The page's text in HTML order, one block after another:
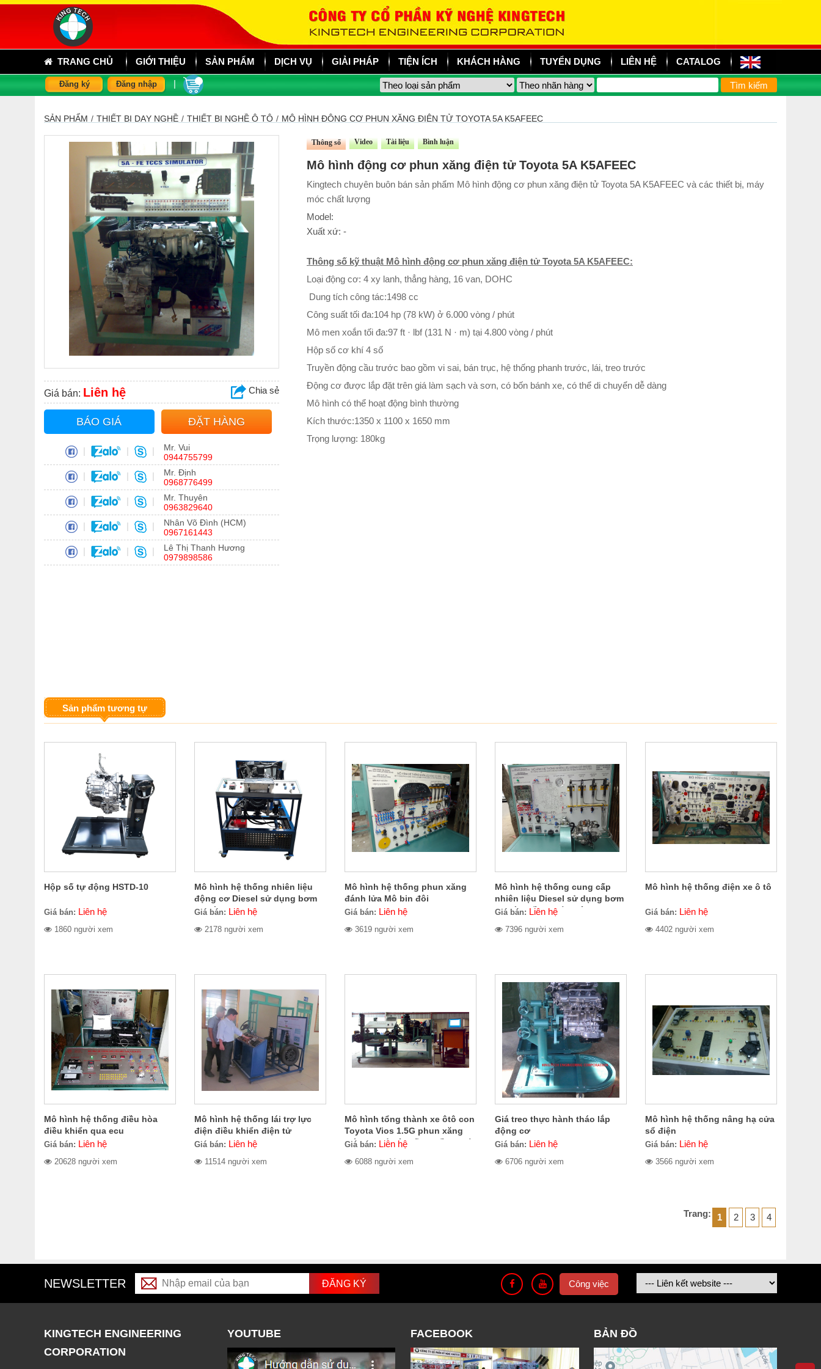
TRANG CHỦ GIỚI THIỆU SẢN PHẨM DỊCH VỤ GIẢI PHÁP TIỆN ÍCH KHÁCH HÀNG TUYỂN DỤNG LIÊN HỆ CATALOG
Đăng ký Đăng nhập
SẢN PHẨM / THIẾT BỊ DẠY NGHỀ / THIẾT BỊ NGHỀ Ô TÔ / MÔ HÌNH ĐỘNG CƠ PHUN XĂNG ĐIỆN TỬ TOYOTA 5A K5AFEEC
Giá bán: Liên hệ Chia sẻ
BÁO GIÁ ĐẶT HÀNG
| | |
Mr. Vui
0944755799
| | |
Mr. Định
0968776499
| | |
Mr. Thuyên
0963829640
| | |
Nhân Võ Đình (HCM)
0967161443
| | |
Lê Thị Thanh Hương
0979898586
Thông số Video Tài liệu Bình luận
Mô hình động cơ phun xăng điện tử Toyota 5A K5AFEEC
Kingtech chuyên buôn bán sản phẩm Mô hình động cơ phun xăng điện tử Toyota 5A K5AFEEC và các thiết bị, máy
móc chất lượng
Model:
Xuất xứ: -
Thông số kỹ thuật Mô hình động cơ phun xăng điện tử Toyota 5A K5AFEEC:
Loại động cơ: 4 xy lanh, thẳng hàng, 16 van, DOHC
Dung tích công tác:1498 cc
Công suất tối đa:104 hp (78 kW) ở 6.000 vòng / phút
Mô men xoắn tối đa:97 ft · lbf (131 N · m) tại 4.800 vòng / phút
Hộp số cơ khí 4 số
Truyền động cầu trước bao gồm vi sai, bán trục, hệ thống phanh trước, lái, treo trước
Động cơ được lắp đặt trên giá làm sạch và sơn, có bốn bánh xe, có thể di chuyển dễ dàng
Mô hình có thể hoạt động bình thường
Kích thước:1350 x 1100 x 1650 mm
Trọng lượng: 180kg
Sản phẩm tương tự
Hộp số tự động HSTD-10
Giá bán: Liên hệ
1860 người xem
Mô hình hệ thống nhiên liệu
động cơ Diesel sử dụng bơm
cao áp VE MHVE-10
Giá bán: Liên hệ
2178 người xem
Mô hình hệ thống phun xăng
đánh lửa Mô bin đôi
Giá bán: Liên hệ
3619 người xem
Mô hình hệ thống cung cấp
nhiên liệu Diesel sử dụng bơm
cao áp điều khiển điện tử VE-
Giá bán: Liên hệ
7396 người xem
Mô hình hệ thống điện xe ô tô
Giá bán: Liên hệ
4402 người xem
Mô hình hệ thống điều hòa
điều khiển qua ecu
Giá bán: Liên hệ
20628 người xem
Mô hình hệ thống lái trợ lực
điện điều khiển điện tử
Giá bán: Liên hệ
11514 người xem
Mô hình tổng thành xe ôtô con
Toyota Vios 1.5G phun xăng
điện tử, có hệ thống điều khiển
cấp, dẫn động cầu trước
Giá bán: Liên hệ
6088 người xem
Giá treo thực hành tháo lắp
động cơ
Giá bán: Liên hệ
6706 người xem
Mô hình hệ thống nâng hạ cửa
sổ điện
Giá bán: Liên hệ
3566 người xem
Trang: 1 2 3 4
NEWSLETTER Công việc
KINGTECH ENGINEERING
CORPORATION
YOUTUBE FACEBOOK BẢN ĐỒ